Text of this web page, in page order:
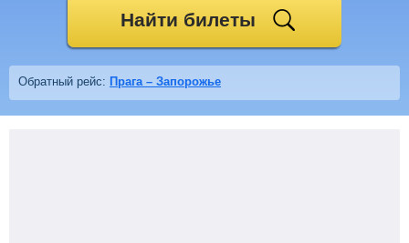
Найти билеты
Обратный рейс: Прага – Запорожье